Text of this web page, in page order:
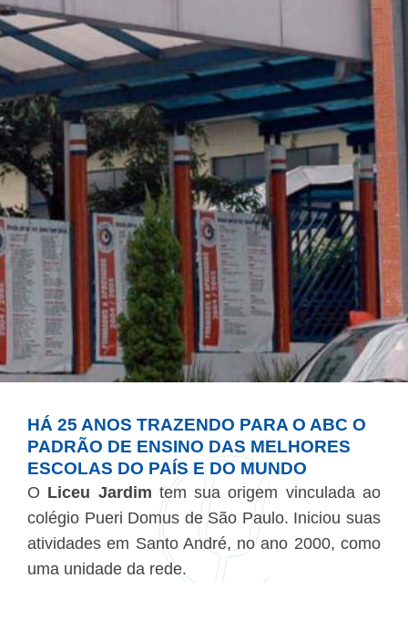
HÁ 25 ANOS TRAZENDO PARA O ABC O
PADRÃO DE ENSINO DAS MELHORES
ESCOLAS DO PAÍS E DO MUNDO
O Liceu Jardim tem sua origem vinculada ao
colégio Pueri Domus de São Paulo. Iniciou suas
atividades em Santo André, no ano 2000, como
uma unidade da rede.